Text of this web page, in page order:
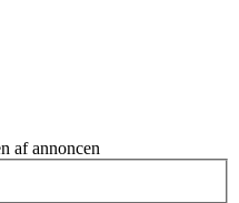
af annoncen